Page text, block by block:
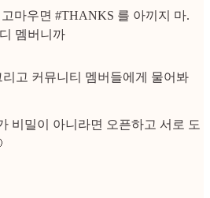
마우면 #THANKS 를 아끼지 마.
멤버니까
고 커뮤니티 멤버들에게 물어봐
비밀이 아니라면 오픈하고 서로 도